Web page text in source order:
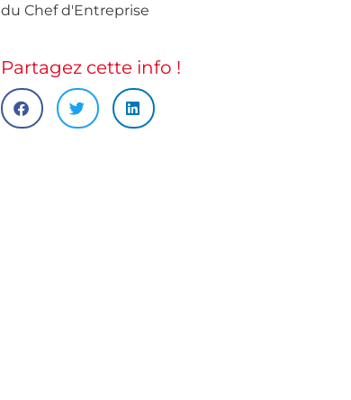
du Chef d'Entreprise
Partagez cette info !